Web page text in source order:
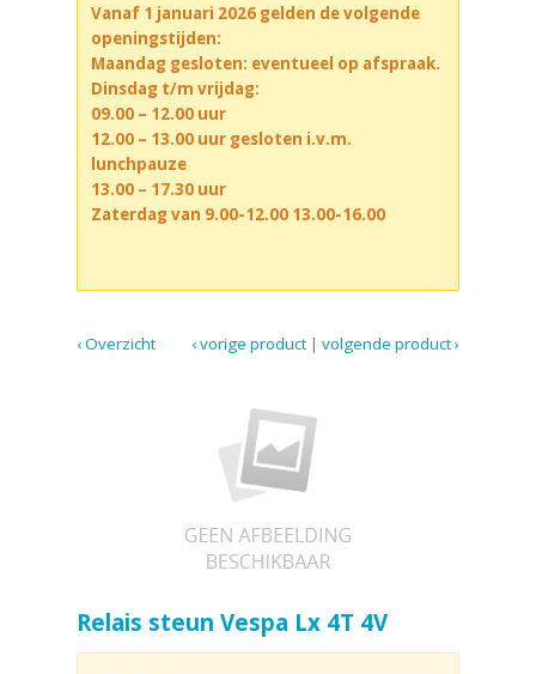
Vanaf 1 januari 2026 gelden de volgende
openingstijden:
Maandag gesloten: eventueel op afspraak.
Dinsdag t/m vrijdag:
09.00 – 12.00 uur
12.00 – 13.00 uur gesloten i.v.m.
lunchpauze
13.00 – 17.30 uur
Zaterdag van 9.00-12.00 13.00-16.00
‹ Overzicht volgende product ›
|
‹ vorige product
Relais steun Vespa Lx 4T 4V